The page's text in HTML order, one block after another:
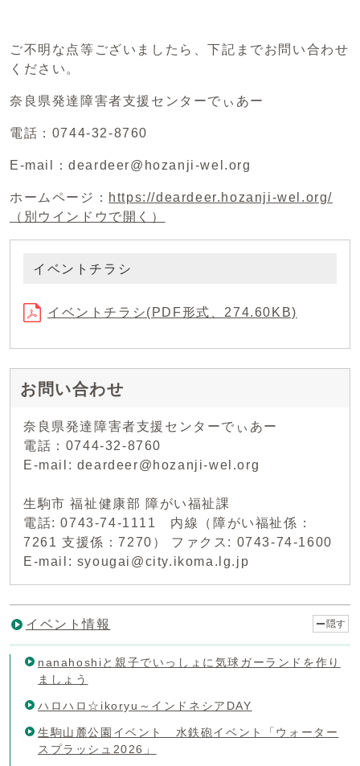
ご不明な点等ございましたら、下記までお問い合わせ
ください。
奈良県発達障害者支援センターでぃあー
電話：0744-32-8760
E-mail：deardeer@hozanji-wel.org
ホームページ： https://deardeer.hozanji-wel.org/
（別ウインドウで開く）
イベントチラシ
イベントチラシ(PDF形式、274.60KB)
お問い合わせ
奈良県発達障害者支援センターでぃあー
電話：0744-32-8760
E-mail: deardeer@hozanji-wel.org
生駒市 福祉健康部 障がい福祉課
電話: 0743-74-1111 内線（障がい福祉係：
7261 支援係：7270） ファクス: 0743-74-1600
E-mail: syougai@city.ikoma.lg.jp
イベント情報 隠す
nanahoshiと親子でいっしょに気球ガーランドを作り
ましょう
ハロハロ☆ikoryu～インドネシアDAY
生駒山麓公園イベント 水鉄砲イベント「ウォーター
スプラッシュ2026」